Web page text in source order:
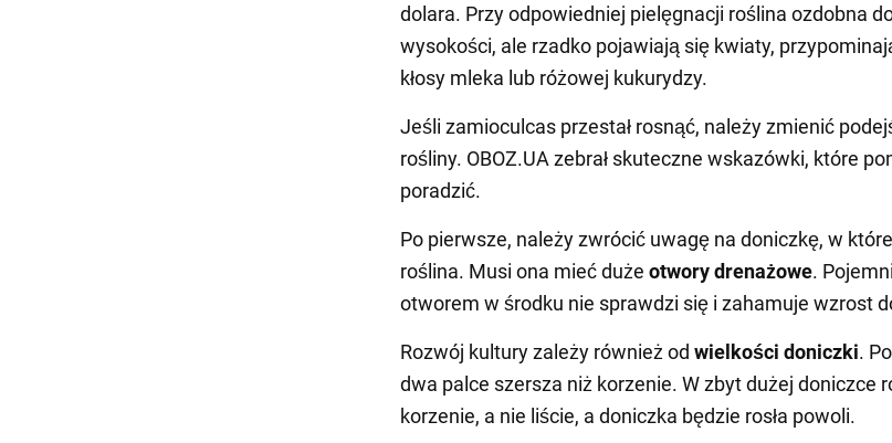
dolara. Przy odpowiedniej pielęgnacji roślina ozdobna
wysokości, ale rzadko pojawiają się kwiaty,
kłosy mleka lub różowej kukurydzy.
Jeśli zamioculcas przestał rosnąć, należy zmienić
rośliny. OBOZ.UA zebrał skuteczne wskazówki, które
poradzić.
Po pierwsze, należy zwrócić uwagę na doniczkę, w
roślina. Musi ona mieć duże otwory drenażowe.
otworem w środku nie sprawdzi się i zahamuje wzrost
Rozwój kultury zależy również od wielkości doniczki.
dwa palce szersza niż korzenie. W zbyt dużej doniczce
korzenie, a nie liście, a doniczka będzie rosła powoli.